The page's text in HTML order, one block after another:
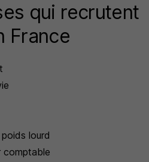
qui recrutent
France
lourd
comptable